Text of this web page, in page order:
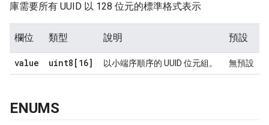
庫需要所有 UUID 以 128 位元的標準格式表示
欄位 類型 說明 預設
value uint8[16] 以小端序順序的 UUID 位元組。 無預設
ENUMS